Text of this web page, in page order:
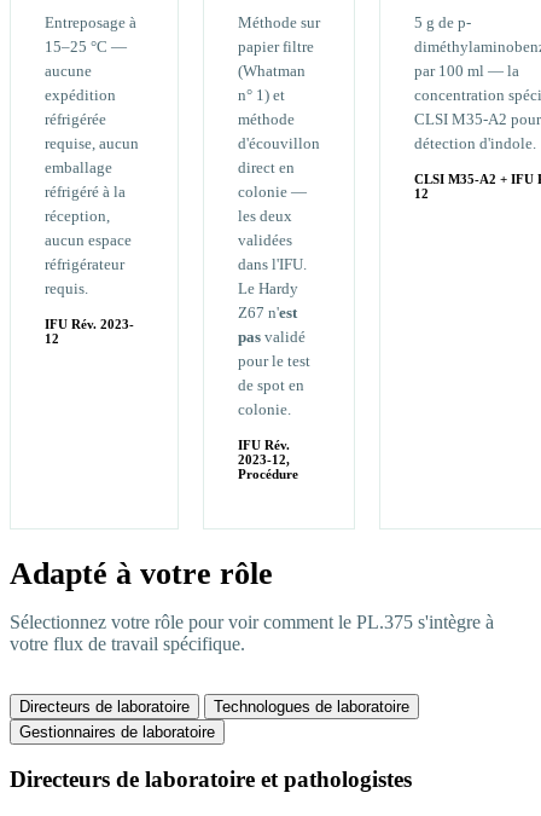
Entreposage à
15–25 °C —
aucune
expédition
réfrigérée
requise, aucun
emballage
réfrigéré à la
réception,
aucun espace
réfrigérateur
requis.
IFU Rév. 2023-
12
Méthode sur
papier filtre
(Whatman
n° 1) et
méthode
d'écouvillon
direct en
colonie —
les deux
validées
dans l'IFU.
Le Hardy
Z67 n'est
pas validé
pour le test
de spot en
colonie.
IFU Rév.
2023-12,
Procédure
5 g de p-
par 100 ml — la
concentration
CLSI M35-A2
détection d'indole.
CLSI M35-A2 + IFU
12
Adapté à votre rôle
Sélectionnez votre rôle pour voir comment le PL.375 s'intègre à
votre flux de travail spécifique.
Directeurs de laboratoire
Technologues de laboratoire
Gestionnaires de laboratoire
Directeurs de laboratoire et pathologistes